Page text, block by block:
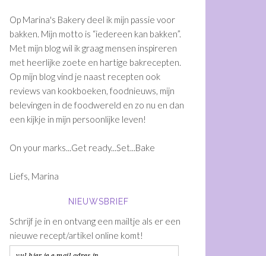
Op Marina's Bakery deel ik mijn passie voor
bakken. Mijn motto is “iedereen kan bakken”.
Met mijn blog wil ik graag mensen inspireren
met heerlijke zoete en hartige bakrecepten.
Op mijn blog vind je naast recepten ook
reviews van kookboeken, foodnieuws, mijn
belevingen in de foodwereld en zo nu en dan
een kijkje in mijn persoonlijke leven!
On your marks...Get ready...Set...Bake
Liefs, Marina
NIEUWSBRIEF
Schrijf je in en ontvang een mailtje als er een
nieuwe recept/artikel online komt!
vul